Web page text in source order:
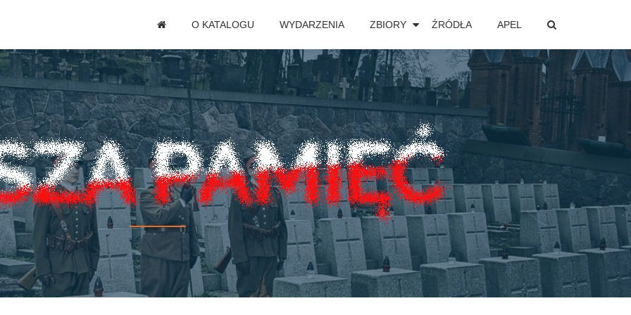
O KATALOGU WYDARZENIA ZBIORY ŹRÓDŁA APEL